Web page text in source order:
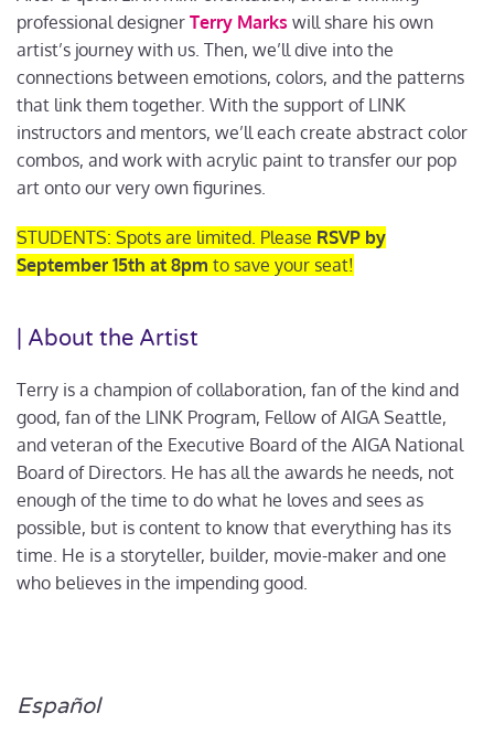
professional designer Terry Marks will share his own
artist’s journey with us. Then, we’ll dive into the
connections between emotions, colors, and the patterns
that link them together. With the support of LINK
instructors and mentors, we’ll each create abstract color
combos, and work with acrylic paint to transfer our pop
art onto our very own figurines.
STUDENTS: Spots are limited. Please RSVP by
September 15th at 8pm to save your seat!
| About the Artist
Terry is a champion of collaboration, fan of the kind and
good, fan of the LINK Program, Fellow of AIGA Seattle,
and veteran of the Executive Board of the AIGA National
Board of Directors. He has all the awards he needs, not
enough of the time to do what he loves and sees as
possible, but is content to know that everything has its
time. He is a storyteller, builder, movie-maker and one
who believes in the impending good.
Español